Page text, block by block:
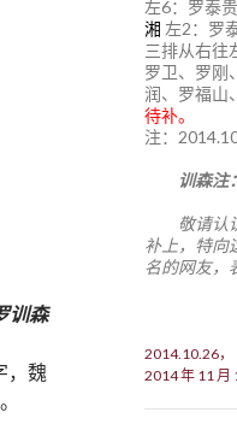
训森
，魏
左6：罗泰
湘 左2：罗
三排从右往
罗卫、罗刚
润、罗福山、
待补。
注：
训森注：
敬请认
补上，特向
名的网友，
2014.10.26，
2014 年 11 月